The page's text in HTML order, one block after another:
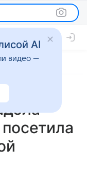
AI
видео —